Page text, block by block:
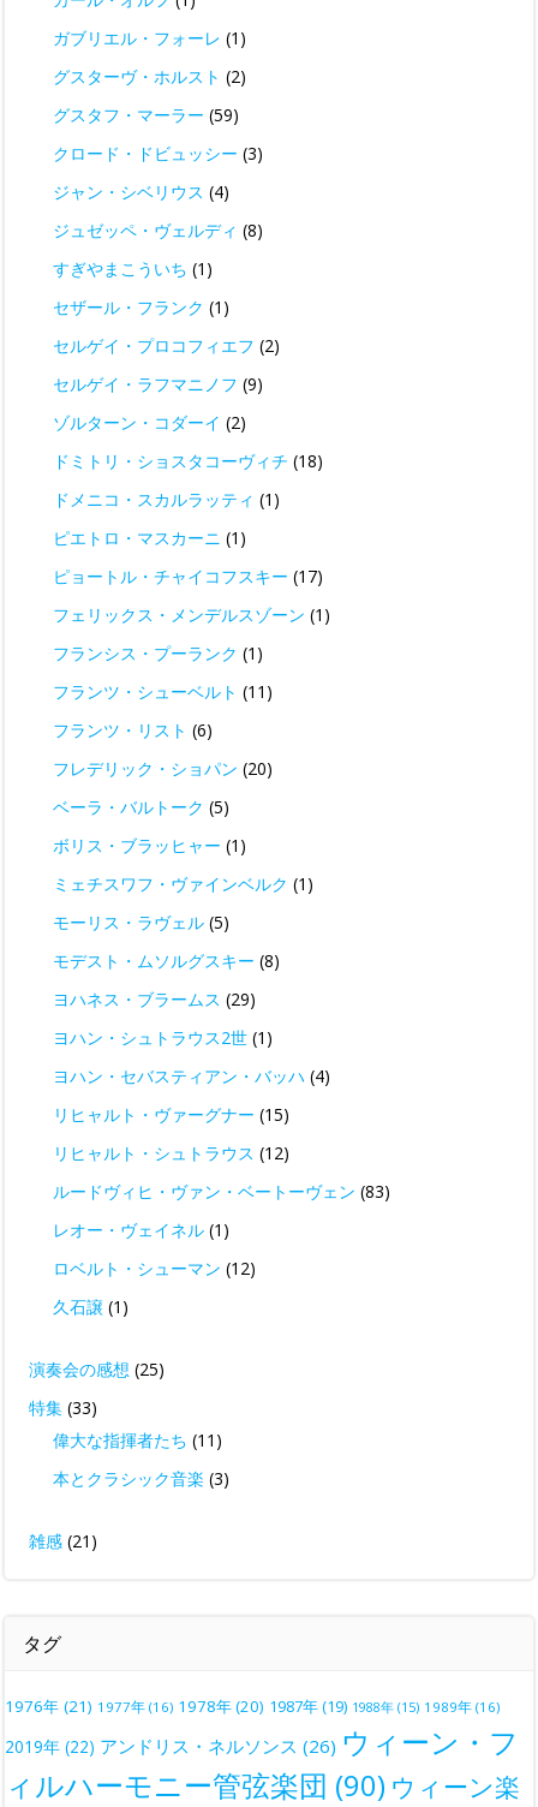
ガブリエル・フォーレ (1)
グスターヴ・ホルスト (2)
グスタフ・マーラー (59)
クロード・ドビュッシー (3)
ジャン・シベリウス (4)
ジュゼッペ・ヴェルディ (8)
すぎやまこういち (1)
セザール・フランク (1)
セルゲイ・プロコフィエフ (2)
セルゲイ・ラフマニノフ (9)
ゾルターン・コダーイ (2)
ドミトリ・ショスタコーヴィチ (18)
ドメニコ・スカルラッティ (1)
ピエトロ・マスカーニ (1)
ピョートル・チャイコフスキー (17)
フェリックス・メンデルスゾーン (1)
フランシス・プーランク (1)
フランツ・シューベルト (11)
フランツ・リスト (6)
フレデリック・ショパン (20)
ベーラ・バルトーク (5)
ボリス・ブラッヒャー (1)
ミェチスワフ・ヴァインベルク (1)
モーリス・ラヴェル (5)
モデスト・ムソルグスキー (8)
ヨハネス・ブラームス (29)
ヨハン・シュトラウス2世 (1)
ヨハン・セバスティアン・バッハ (4)
リヒャルト・ヴァーグナー (15)
リヒャルト・シュトラウス (12)
ルードヴィヒ・ヴァン・ベートーヴェン (83)
レオー・ヴェイネル (1)
ロベルト・シューマン (12)
久石譲 (1)
演奏会の感想 (25)
特集 (33)
偉大な指揮者たち (11)
本とクラシック音楽 (3)
雑感 (21)
タグ
1976年 (21) 1977年 (16) 1978年(20) 1987年(19) 1988年 (15) 1989年 (16)
2019年 (22) アンドリス・ネルソンス (26) ウィーン・フ
ィルハーモニー管弦楽団 (90) ウィーン楽